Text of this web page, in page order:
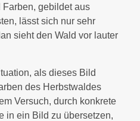
gebildet aus
lässt sich nur sehr
sieht den Wald vor lauter
als dieses Bild
des Herbstwaldes
Versuch, durch konkrete
in ein Bild zu übersetzen,